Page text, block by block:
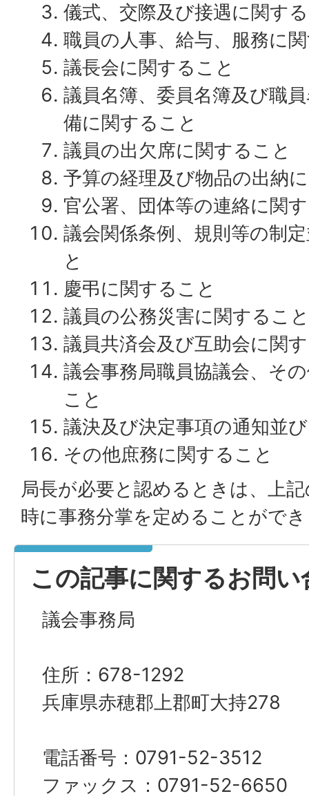
儀式、交際及び接遇に関す
職員の人事、給与、服務に
議長会に関すること
議員名簿、委員名簿及び職
備に関すること
議員の出欠席に関すること
予算の経理及び物品の出納
官公署、団体等の連絡に関
議会関係条例、規則等の制
と
慶弔に関すること
議員の公務災害に関すること
議員共済会及び互助会に関
議会事務局職員協議会、そ
こと
議決及び決定事項の通知並
その他庶務に関すること
局長が必要と認めるときは、上
時に事務分掌を定めることがで
この記事に関するお問い
議会事務局
住所：678-1292
兵庫県赤穂郡上郡町大持278
電話番号：0791-52-3512
ファックス：0791-52-6650